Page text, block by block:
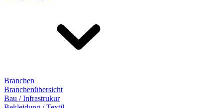
Branchen
Branchenübersicht
Bau / Infrastrukur